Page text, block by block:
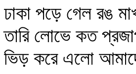
ঢাকা পড়ে গেল রঙ
তারি লোভে কত
ভিড় করে এলো